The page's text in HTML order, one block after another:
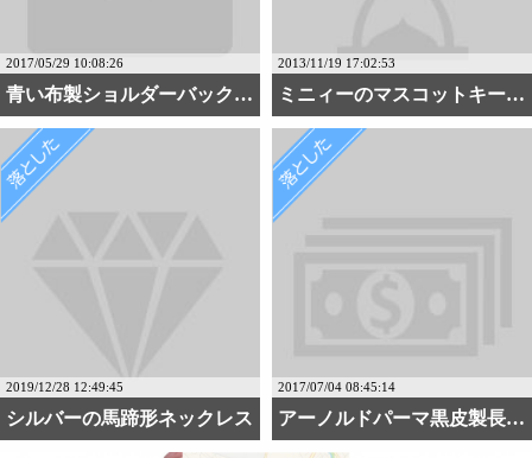
2017/05/29 10:08:26
青い布製ショルダーバック・・・
2013/11/19 17:02:53
ミニィーのマスコットキー・・・
2019/12/28 12:49:45
シルバーの馬蹄形ネックレス
2017/07/04 08:45:14
アーノルドパーマ黒皮製長・・・